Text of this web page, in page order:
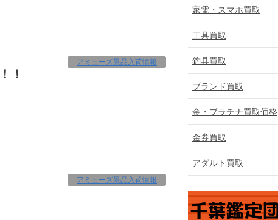
アミューズ景品入荷情報
！
アミューズ景品入荷情報
家電・スマホ買取
工具買取
釣具買取
ブランド買取
金・プラチナ買取価格
金券買取
アダルト買取